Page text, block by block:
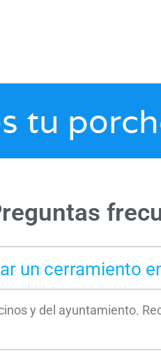
tu
un cerramiento
y del ayuntamiento.